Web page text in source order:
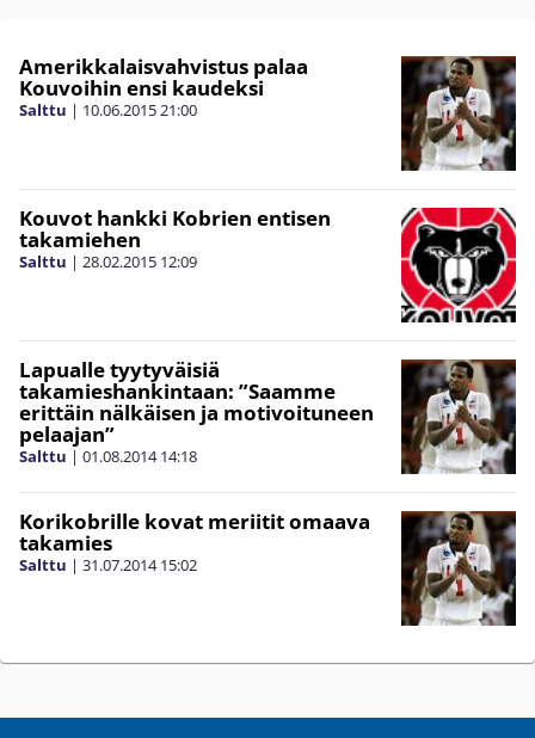
Amerikkalaisvahvistus palaa
Kouvoihin ensi kaudeksi
Salttu | 10.06.201521:00
Kouvot hankki Kobrien entisen
takamiehen
Salttu | 28.02.2015 12:09
Lapualle tyytyväisiä
takamieshankintaan: ”Saamme
erittäin nälkäisen ja motivoituneen
pelaajan”
Salttu | 01.08.2014 14:18
Korikobrille kovat meriitit omaava
takamies
Salttu | 31.07.2014 15:02